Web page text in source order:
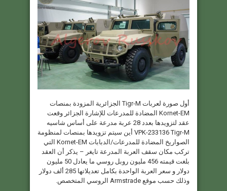
أول صورة لعربات Tigr-M الجزائرية المزودة بمنصات
Kornet-EM المضادة للمدرعات للإشارة الجزائر وقعت
عقد لتزويدها بعدد 28 عربة مدرعة على أساس شاسيه
VPK-233136 Tigr-M أين سيتم تزويدها بمنصات لمنظومة
الصواريخ المضادة للمدرعات/الدبابات Kornet-EM التي
تركب مكان سقف العربة المدرعة تايغر – يذكر أن العقد
بلغت قيمته 456 مليون روبل روسي ما يعادل 50 مليون
دولار و سعر العربة الواحدة بكامل تعديلاتها 285 ألف دولار
وذلك حسب موقع Armstrade الروسي المتخصص.